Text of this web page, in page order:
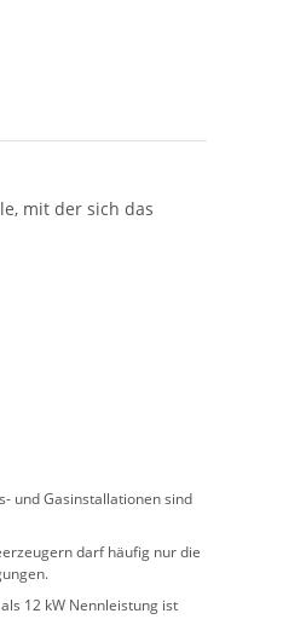
mit der sich das
und Gasinstallationen sind
darf häufig nur die
12 kW Nennleistung ist